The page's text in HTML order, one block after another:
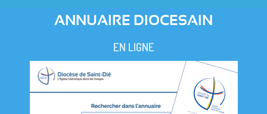
ANNUAIRE DIOCESAIN
EN LIGNE